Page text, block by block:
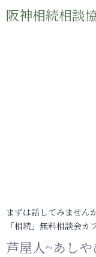
阪神相続相談
まずは話してみません
「相続」無料相談会カ
芦屋人~あしや